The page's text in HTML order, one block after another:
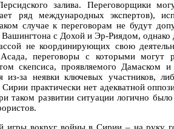
залива. Переговорщики
ряд международных экспертов),
случае к переговорам не будут
с Дохой и Эр-Риядом, однако
не координирующих свою
переговоры с которыми могут
скепсиса, проявляемого
из-за неявки ключевых участников,
практически нет адекватной
таком развитии ситуации логично